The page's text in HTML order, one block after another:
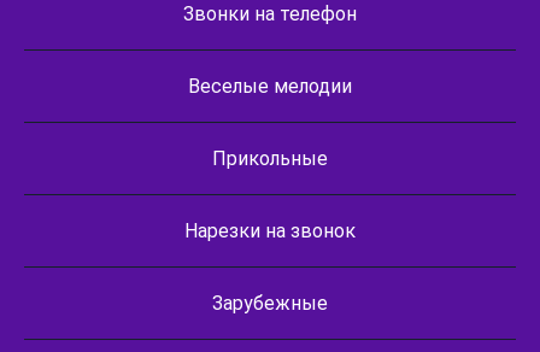
Звонки на телефон
Веселые мелодии
Прикольные
Нарезки на звонок
Зарубежные